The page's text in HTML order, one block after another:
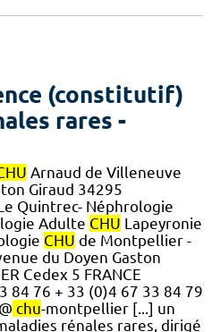
(constitutif)
rares -
Arnaud de Villeneuve
Giraud 34295
Quintrec- Néphrologie
Adulte CHU Lapeyronie
CHU de Montpellier -
du Doyen Gaston
Cedex 5 FRANCE
84 76 + 33 (0)4 67 33 84 79
chu-montpellier [...] un
rénales rares, dirigé